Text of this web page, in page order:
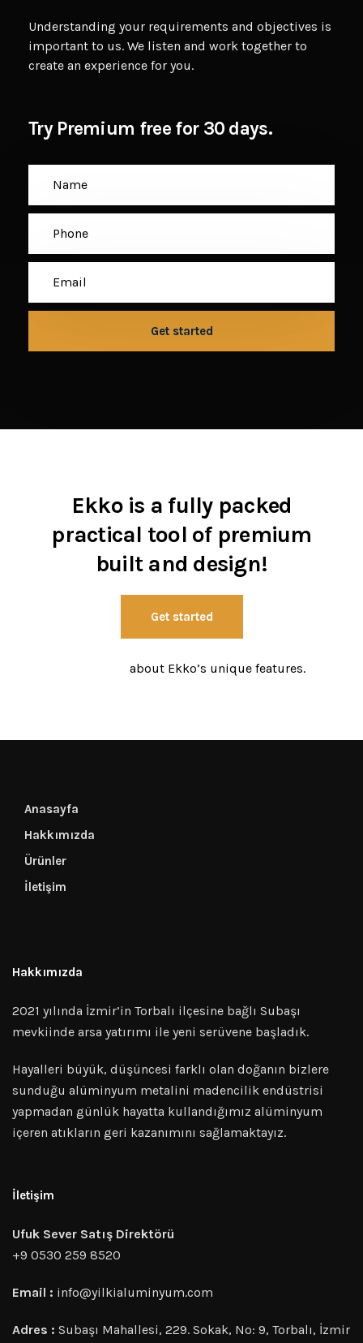
Understanding your requirements and objectives is
important to us. We listen and work together to
create an experience for you.
Try Premium free for 30 days.
Ekko is a fully packed
practical tool of premium
built and design!
Get started
about Ekko’s unique features.
Anasayfa
Hakkımızda
Ürünler
İletişim
Hakkımızda
2021 yılında İzmir’in Torbalı ilçesine bağlı Subaşı
mevkiinde arsa yatırımı ile yeni serüvene başladık.
Hayalleri büyük, düşüncesi farklı olan doğanın bizlere
sunduğu alüminyum metalini madencilik endüstrisi
yapmadan günlük hayatta kullandığımız alüminyum
içeren atıkların geri kazanımını sağlamaktayız.
İletişim
Ufuk Sever Satış Direktörü
+9 0530 259 8520
Email : info@yilkialuminyum.com
Adres : Subaşı Mahallesi, 229. Sokak, No: 9, Torbalı, İzmir